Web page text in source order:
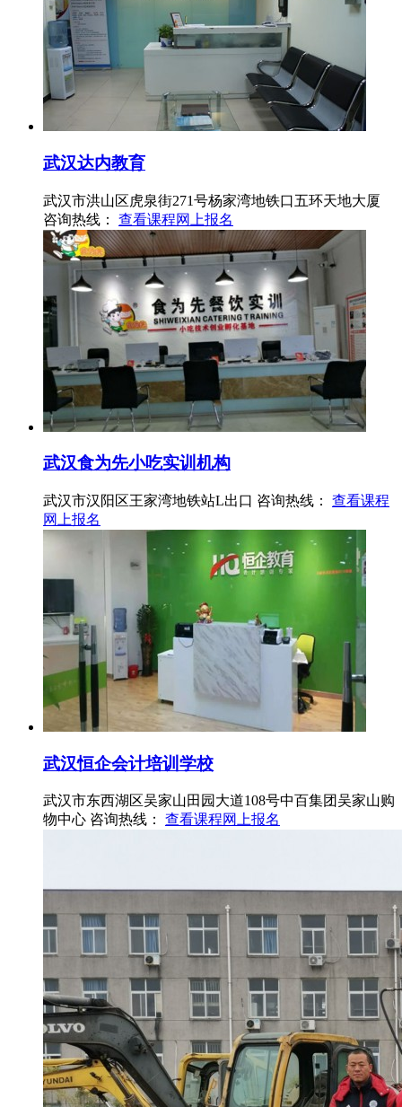
武汉达内教育
武汉市洪山区虎泉街271号杨家湾地铁口五环天地大厦
咨询热线：
查看课程网上报名
武汉食为先小吃实训机构
武汉市汉阳区王家湾地铁站L出口 咨询热线：
查看课程
网上报名
武汉恒企会计培训学校
武汉市东西湖区吴家山田园大道108号中百集团吴家山购
物中心 咨询热线： 查看课程网上报名